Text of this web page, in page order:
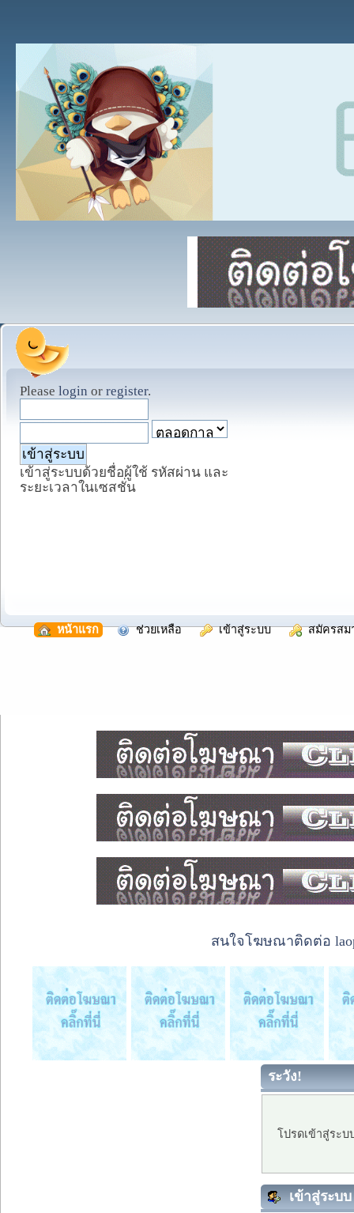
Please login or register.
เข้าสู่ระบบด้วยชื่อผู้ใช้ รหัสผ่าน และ
ระยะเวลาในเซสชั่น
หน้าแรก ช่วยเหลือ เข้าสู่ระบบ สมัครสม
สนใจโฆษณาติดต่อ
ระวัง!
โปรดเข้าสู่ระ
เข้าสู่ระบบ